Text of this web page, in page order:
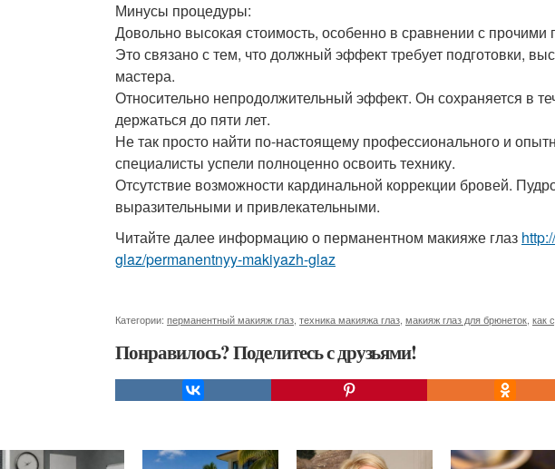
Минусы процедуры:
Довольно высокая стоимость, особенно в сравнении с
Это связано с тем, что должный эффект требует подготовки,
мастера.
Относительно непродолжительный эффект. Он сохраняется в
держаться до пяти лет.
Не так просто найти по-настоящему профессионального и
специалисты успели полноценно освоить технику.
Отсутствие возможности кардинальной коррекции бровей.
выразительными и привлекательными.
Читайте далее информацию о перманентном макияже глаз
glaz/permanentnyy-makiyazh-glaz
Категории: перманентный макияж глаз техника макияжа глаз макияж глаз для брюнеток как
Понравилось? Поделитесь с друзьями!